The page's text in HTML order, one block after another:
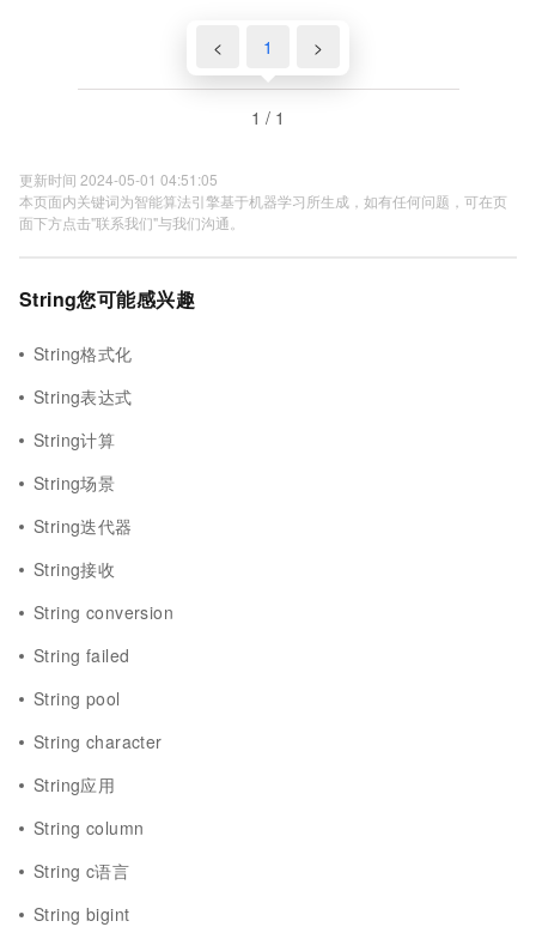
< 1 >
1 / 1
更新时间 2024-05-01 04:51:05
本页面内关键词为智能算法引擎基于机器学习所生成，如有任何问题，可在页
面下方点击"联系我们"与我们沟通。
String您可能感兴趣
String格式化
String表达式
String计算
String场景
String迭代器
String接收
String conversion
String failed
String pool
String character
String应用
String column
String c语言
String bigint